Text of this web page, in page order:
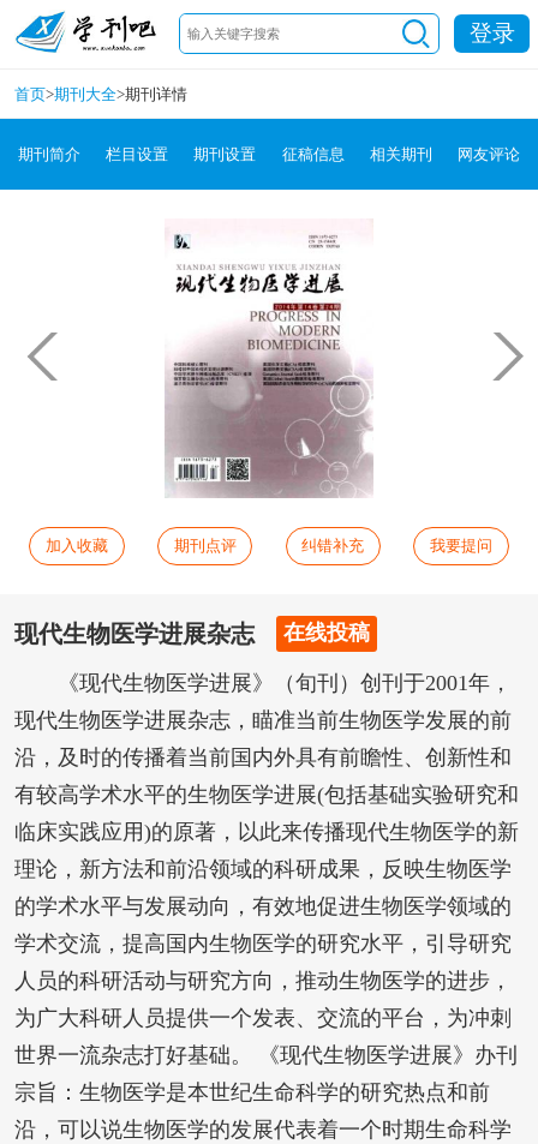
登录
首页>期刊大全>期刊详情
期刊简介 栏目设置 期刊设置 征稿信息 相关期刊 网友评论
加入收藏 期刊点评 纠错补充 我要提问
现代生物医学进展杂志 在线投稿
《现代生物医学进展》（旬刊）创刊于2001年，
现代生物医学进展杂志，瞄准当前生物医学发展的前
沿，及时的传播着当前国内外具有前瞻性、创新性和
有较高学术水平的生物医学进展(包括基础实验研究和
临床实践应用)的原著，以此来传播现代生物医学的新
理论，新方法和前沿领域的科研成果，反映生物医学
的学术水平与发展动向，有效地促进生物医学领域的
学术交流，提高国内生物医学的研究水平，引导研究
人员的科研活动与研究方向，推动生物医学的进步，
为广大科研人员提供一个发表、交流的平台，为冲刺
世界一流杂志打好基础。 《现代生物医学进展》办刊
宗旨：生物医学是本世纪生命科学的研究热点和前
沿，可以说生物医学的发展代表着一个时期生命科学